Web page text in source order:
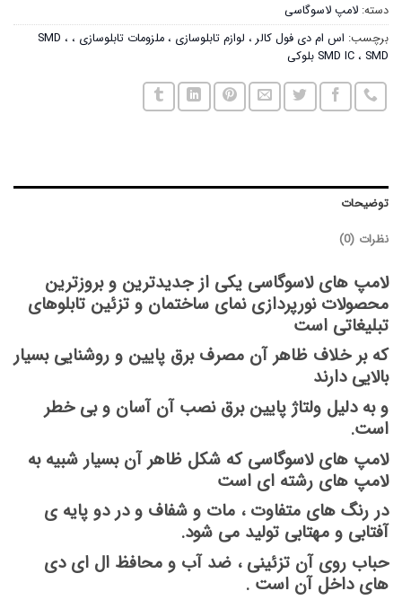
دسته: لامپ لاسوگاسی
برچسب:
اس ام دی فول کالر ، لوازم تابلوسازی ، ملزومات تابلوسازی ، SMD ،
SMD IC ، SMD بلوکی
توضیحات
نظرات (0)
لامپ های لاسوگاسی یکی از جدیدترین و بروزترین
محصولات نورپردازی نمای ساختمان و تزئین تابلوهای
تبلیغاتی است
که بر خلاف ظاهر آن مصرف برق پایین و روشنایی بسیار
بالایی دارند
و به دلیل ولتاژ پایین برق نصب آن آسان و بی خطر
است.
لامپ های لاسوگاسی که شکل ظاهر آن بسیار شبیه به
لامپ های رشته ای است
در رنگ های متفاوت ، مات و شفاف و در دو پایه ی
آفتابی و مهتابی تولید می شود.
حباب روی آن تزئینی ، ضد آب و محافظ ال ای دی
های داخل آن است .